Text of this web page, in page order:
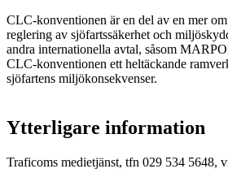
CLC-konventionen är en del av en mer
reglering av sjöfartssäkerhet och
andra internationella avtal, såsom
CLC-konventionen ett heltäckande
sjöfartens miljökonsekvenser.
Ytterligare information
Traficoms medietjänst, tfn 029 534 5648,